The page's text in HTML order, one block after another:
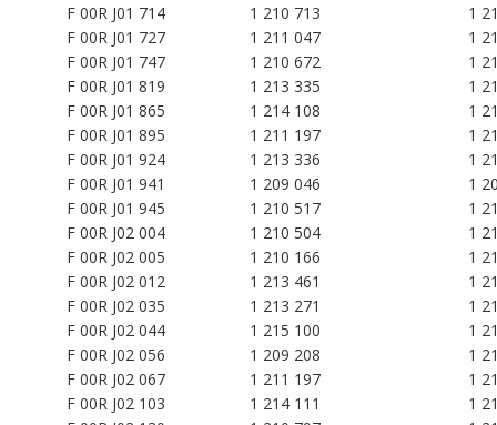
F 00RJ01 714 1 210 713
1
F 00RJ01 727 1 211 047
1
F 00RJ01 747 1 210 672
1
F 00RJ01 819 1 213 335
1
F 00RJ01 865 1 214 108
1
F 00RJ01 895 1 211 197
1
F 00RJ01 924 1 213 336
1
F 00RJ01 941 1 209 046
1
F 00RJ01 945 1 210 517
1
F 00R J02 004
1 210 504
1
F 00R J02 005
1 210 166
1
F 00R J02 012
1 213 461
1
F 00R J02 035
1 213 271
1
F 00R J02 044
1 215 100
1
F 00R J02 056
1 209 208
1
F 00R J02 067
1 211 197
1
F 00R J02 103
1 214 111
1